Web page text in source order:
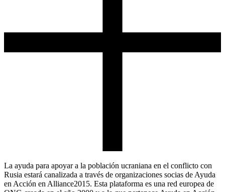
La ayuda para apoyar a la población ucraniana en el conflicto con
Rusia estará canalizada a través de organizaciones socias de Ayuda
en Acción en Alliance2015. Esta plataforma es una red europea de